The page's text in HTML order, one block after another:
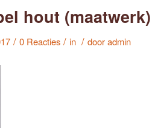
hout (maatwerk)
/ 0 Reacties / in / dooradmin